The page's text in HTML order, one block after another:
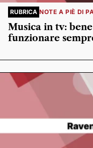
RUBRICA NOTE A PIÈ DI
Musica in tv:
funzionare